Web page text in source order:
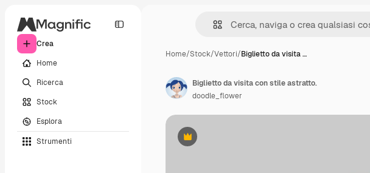
Crea
Home
Ricerca
Stock
Esplora
Strumenti
Home/Stock/Vettori/Biglietto da visita …
Premium
Biglietto da visita con stile astratto.
doodle_flower